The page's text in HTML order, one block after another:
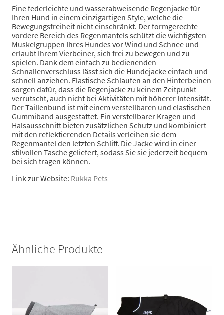
Eine federleichte und wasserabweisende Regenjacke für
Ihren Hund in einem einzigartigen Style, welche die
Bewegungsfreiheit nicht einschränkt. Der formgerechte
vordere Bereich des Regenmantels schützt die wichtigsten
Muskelgruppen Ihres Hundes vor Wind und Schnee und
erlaubt Ihrem Vierbeiner, sich frei zu bewegen und zu
spielen. Dank dem einfach zu bedienenden
Schnallenverschluss lässt sich die Hundejacke einfach und
schnell anziehen. Elastische Schlaufen an den Hinterbeinen
sorgen dafür, dass die Regenjacke zu keinem Zeitpunkt
verrutscht, auch nicht bei Aktivitäten mit höherer Intensität.
Der Taillenbund ist mit einem verstellbaren und elastischen
Gummiband ausgestattet. Ein verstellbarer Kragen und
Halsausschnitt bieten zusätzlichen Schutz und kombiniert
mit den reflektierenden Details verleihen sie dem
Regenmantel den letzten Schliff. Die Jacke wird in einer
stilvollen Tasche geliefert, sodass Sie sie jederzeit bequem
bei sich tragen können.
Link zur Website: Rukka Pets
Ähnliche Produkte